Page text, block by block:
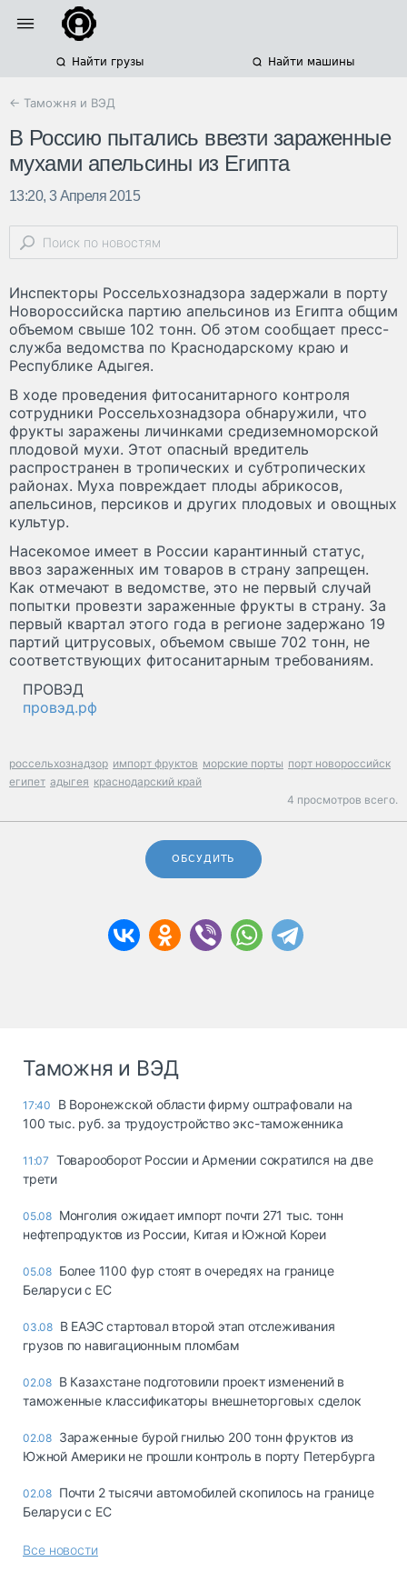
Найти грузы Найти машины
← Таможня и ВЭД
В Россию пытались ввезти зараженные
мухами апельсины из Египта
13:20, 3 Апреля 2015
Инспекторы Россельхознадзора задержали в порту
Новороссийска партию апельсинов из Египта общим
объемом свыше 102 тонн. Об этом сообщает пресс-
служба ведомства по Краснодарскому краю и
Республике Адыгея.
В ходе проведения фитосанитарного контроля
сотрудники Россельхознадзора обнаружили, что
фрукты заражены личинками средиземноморской
плодовой мухи. Этот опасный вредитель
распространен в тропических и субтропических
районах. Муха повреждает плоды абрикосов,
апельсинов, персиков и других плодовых и овощных
культур.
Насекомое имеет в России карантинный статус,
ввоз зараженных им товаров в страну запрещен.
Как отмечают в ведомстве, это не первый случай
попытки провезти зараженные фрукты в страну. За
первый квартал этого года в регионе задержано 19
партий цитрусовых, объемом свыше 702 тонн, не
соответствующих фитосанитарным требованиям.
ПРОВЭД
провэд.рф
россельхознадзор импорт фруктов морские порты порт новороссийск
египет адыгея краснодарский край
4 просмотров всего.
ОБСУДИТЬ
Таможня и ВЭД
17:40
В Воронежской области фирму оштрафовали на
100 тыс. руб. за трудоустройство экс-таможенника
11:07 Товарооборот России и Армении сократился на две
трети
05.08 Монголия ожидает импорт почти 271 тыс. тонн
нефтепродуктов из России, Китая и Южной Кореи
05.08 Более 1100 фур стоят в очередях на границе
Беларуси с ЕС
03.08 В ЕАЭС стартовал второй этап отслеживания
грузов по навигационным пломбам
02.08 В Казахстане подготовили проект изменений в
таможенные классификаторы внешнеторговых сделок
02.08 Зараженные бурой гнилью 200 тонн фруктов из
Южной Америки не прошли контроль в порту Петербурга
02.08 Почти 2 тысячи автомобилей скопилось на границе
Беларуси с ЕС
Все новости